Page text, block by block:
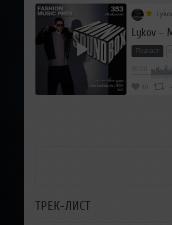
Lykov –
Подкаст
ТРЕК-ЛИСТ